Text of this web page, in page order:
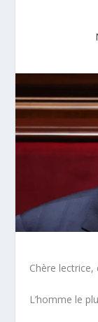
Chère lectrice,
L’homme le